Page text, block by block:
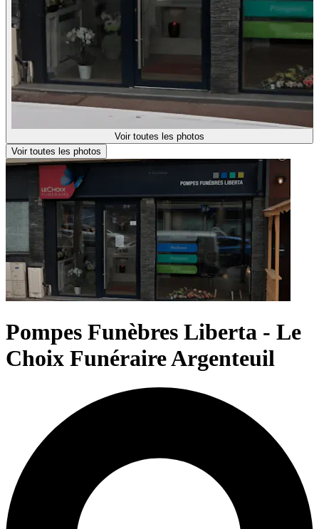
Voir toutes les photos
Voir toutes les photos
Pompes Funèbres Liberta - Le
Choix Funéraire Argenteuil